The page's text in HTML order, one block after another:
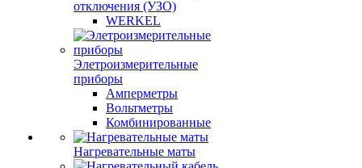
отключения (УЗО)
WERKEL
Элетроизмерительные
приборы
Амперметры
Вольтметры
Комбинированные
Нагревательные маты